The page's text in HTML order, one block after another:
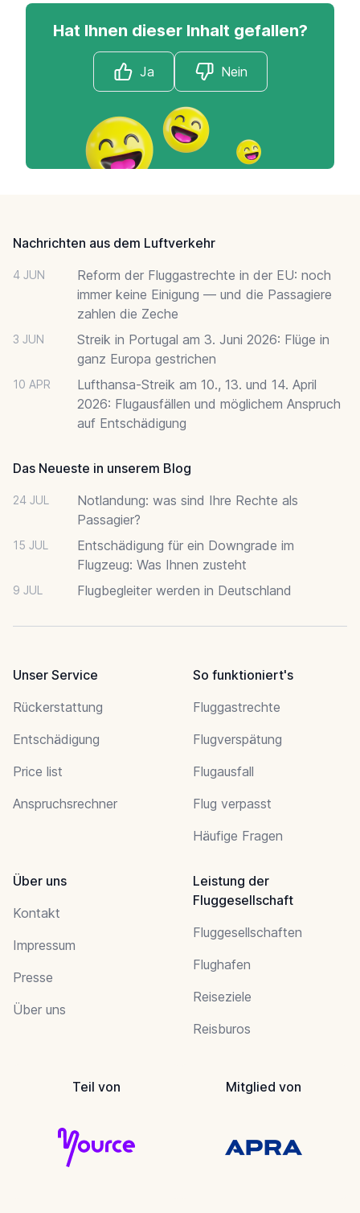
Hat Ihnen dieser Inhalt gefallen?
Ja Nein
Nachrichten aus dem Luftverkehr
4 JUN
Reform der Fluggastrechte in der EU: noch
immer keine Einigung — und die Passagiere
zahlen die Zeche
3 JUN
Streik in Portugal am 3. Juni 2026: Flüge in
ganz Europa gestrichen
10 APR
Lufthansa-Streik am 10., 13. und 14. April
2026: Flugausfällen und möglichem Anspruch
auf Entschädigung
Das Neueste in unserem Blog
24 JUL
Notlandung: was sind Ihre Rechte als
Passagier?
15 JUL
Entschädigung für ein Downgrade im
Flugzeug: Was Ihnen zusteht
9 JUL Flugbegleiter werden in Deutschland
Unser Service
Rückerstattung
Entschädigung
Price list
Anspruchsrechner
So funktioniert's
Fluggastrechte
Flugverspätung
Flugausfall
Flug verpasst
Häufige Fragen
Über uns
Kontakt
Impressum
Presse
Über uns
Leistung der
Fluggesellschaft
Fluggesellschaften
Flughafen
Reiseziele
Reisburos
Teil von Mitglied von